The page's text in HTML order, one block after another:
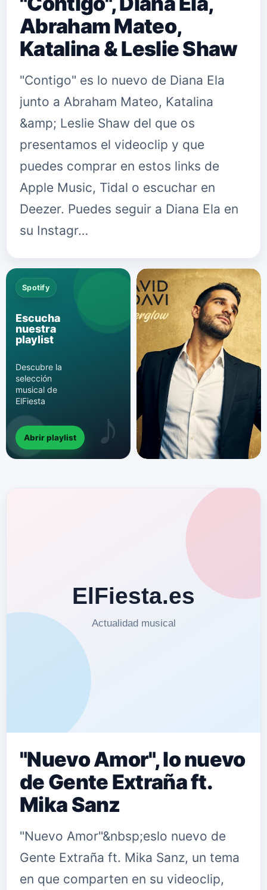
Abraham Mateo,
Katalina & Leslie Shaw
"Contigo" es lo nuevo de Diana Ela
junto a Abraham Mateo, Katalina
&amp; Leslie Shaw del que os
presentamos el videoclip y que
puedes comprar en estos links de
Apple Music, Tidal o escuchar en
Deezer. Puedes seguir a Diana Ela en
su Instagr…
Spotify
Escucha
nuestra
playlist
Descubre la
selección
musical de
ElFiesta
Abrir playlist
"Nuevo Amor", lo nuevo
de Gente Extraña ft.
Mika Sanz
"Nuevo Amor"&nbsp;eslo nuevo de
Gente Extraña ft. Mika Sanz, un tema
en que comparten en su videoclip,